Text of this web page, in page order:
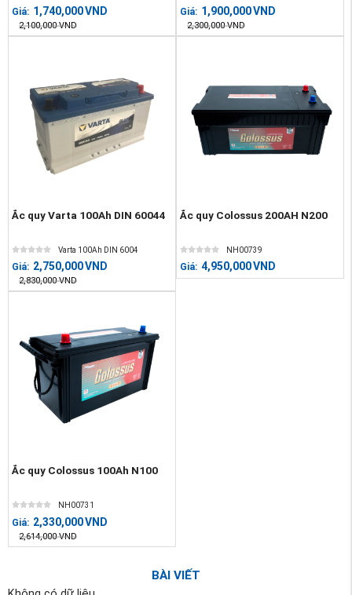
Giá: 1,740,000VND
2,100,000 VND
Giá: 1,900,000VND
2,300,000 VND
Ắc quy Varta 100Ah DIN 60044
Varta 100Ah DIN 6004
Giá: 2,750,000VND
2,830,000 VND
Ắc quy Colossus 200AH N200
NH00739
Giá: 4,950,000VND
Ắc quy Colossus 100Ah N100
NH00731
Giá: 2,330,000VND
2,614,000 VND
BÀI VIẾT